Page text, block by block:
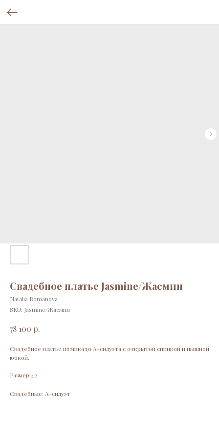
Свадебное платье Jasmine/Жасмин
Natalia Romanova
SKU: Jasmine/Жасмин
78 100 р.
Свадебное платье из микадо А-силуэта с открытой спинкой и пышной
юбкой.
Размер 42
Свадебные: А-силуэт